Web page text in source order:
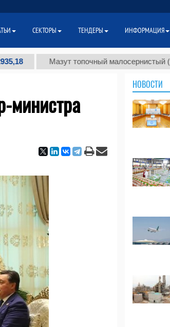
Мазут топочный малосернистый (т.) $300
министра
НОВОСТИ
СЕКТОРЫ ТЕНДЕРЫ ИНФОРМАЦИЯ